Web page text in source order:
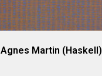
Agnes Martin (Haskell)